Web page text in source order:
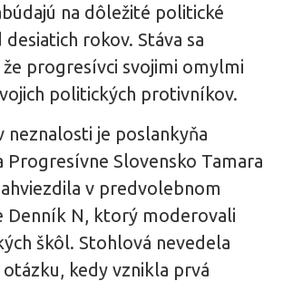
na dôležité politické
rokov. Stáva sa
progresívci svojimi omylmi
politických protivníkov.
neznalosti je poslankyňa
Progresívne Slovensko Tamara
v predvolebnom
Denník N, ktorý moderovali
škôl. Stohlová nevedela
kedy vznikla prvá